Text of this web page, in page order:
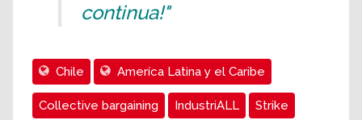
continua!"
Chile Ameríca Latina y el Caribe
Collective bargaining IndustriALL Strike